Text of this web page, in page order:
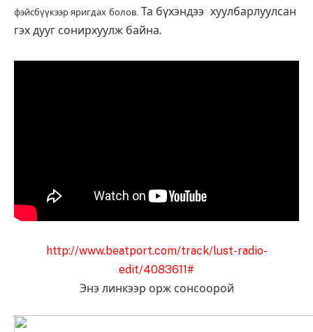
фэйсбүүкээр яригдах болов. Та бүхэндээ хуулбарлуулсан
гэх дууг сонирхуулж байна.
http://www.beatport.com/track/lust-radio-
edit/4083611#
Энэ линкээр орж сонсоорой